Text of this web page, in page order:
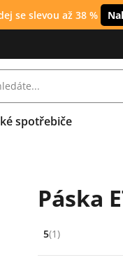
se slevou až 38 %
spotřebiče
Páska
Hodnocení: 5 z 5
5(1)